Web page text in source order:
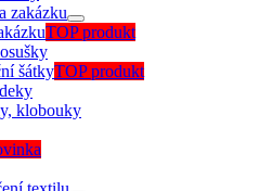
zakázku
TOP produkt
šátkyTOP produkt
klobouky